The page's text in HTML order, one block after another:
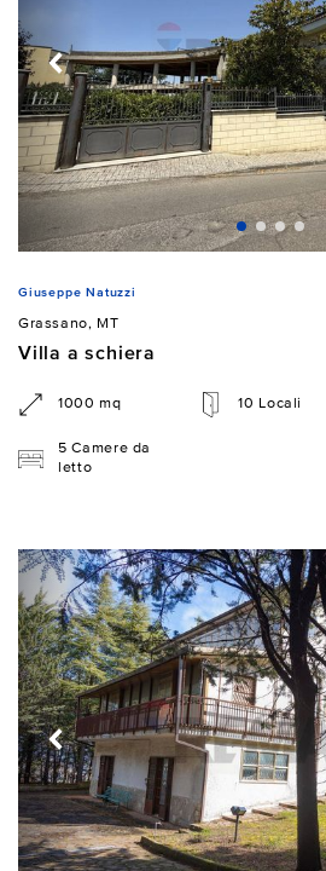
Giuseppe Natuzzi
Grassano, MT
Villa a schiera
1000 mq 10 Locali
5 Camere da
letto